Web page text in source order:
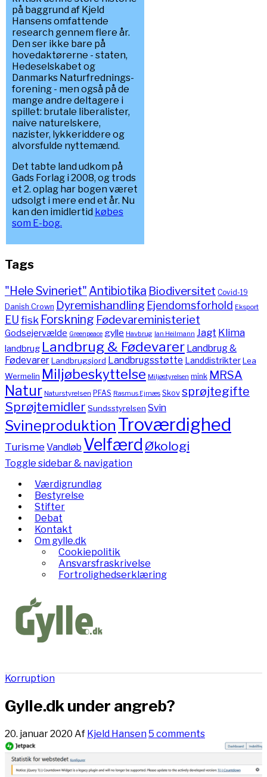
på baggrund af Kjeld
Hansens omfattende
research gennem flere år.
Den ser ikke bare på
hovedaktørerne - staten,
Hedeselskabet og
Danmarks Naturfrednings-
forening - men også på de
mange andre deltagere i
spillet: brutale liberalister,
naive naturelskere,
nazister, lykkeriddere og
alvorsfulde nyttemænd.
Det tabte land udkom på
Gads Forlag i 2008, og trods
et 2. oplag har bogen været
udsolgt i mere end et år. Nu
kan den imidlertid købes
som E-bog.
Tags
"Hele Svineriet" Antibiotika Biodiversitet Covid-19
Danish Crown Dyremishandling Ejendomsforhold Eksport
EUfisk Forskning Fødevareministeriet
Godsejervælde Greenpeace gylle Havbrug Ian Heilmann Jagt Klima
landbrug Landbrug & Fødevarer Landbrug &
FødevarerLandbrugsjord Landbrugsstøtte LanddistrikterLea
Wermelin Miljøbeskyttelse Miljøstyrelsen mink MRSA
Natur Naturstyrelsen PFAS Rasmus Ejrnæs Skov sprøjtegifte
Sprøjtemidler Sundsstyrelsen Svin
Svineproduktion Troværdighed
TurismeVandløb Velfærd Økologi
Toggle sidebar & navigation
Værdigrundlag
Bestyrelse
Stifter
Debat
Kontakt
Om gylle.dk
Cookiepolitik
Ansvarsfraskrivelse
Fortrolighedserklæring
Korruption
Gylle.dk under angreb?
20. januar 2020 Af Kjeld Hansen5 comments